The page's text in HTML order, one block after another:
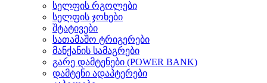
სელფის რგოლები
სელფის ჯოხები
შტატივები
სათამაშო ტრიგერები
მანქანის სამაგრები
გარე დამტენები (POWER BANK)
დამტენი ადაპტერები